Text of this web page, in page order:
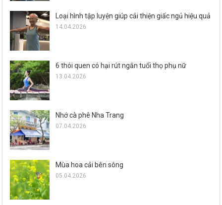
Loại hình tập luyện giúp cải thiện giấc ngủ hiệu quả
14.04.2026
6 thói quen có hại rút ngắn tuổi thọ phụ nữ
13.04.2026
Nhớ cà phê Nha Trang
07.04.2026
Mùa hoa cải bên sông
05.04.2026